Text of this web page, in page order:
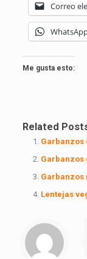
Correo
Me gusta esto:
Related
Garbanzos
Garbanzos
Garbanzos
Lentejas